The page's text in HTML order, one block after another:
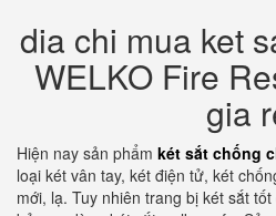
dia chi mua ket
WELKO Fire
gia
Hiện nay sản phẩm két sắt chống
loại két vân tay, két điện tử, két
mới, lạ. Tuy nhiên trang bị két sắt